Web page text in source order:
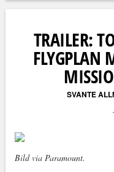
TRAILER:
FLYGPLAN
SVANTE
Bild via Paramount.